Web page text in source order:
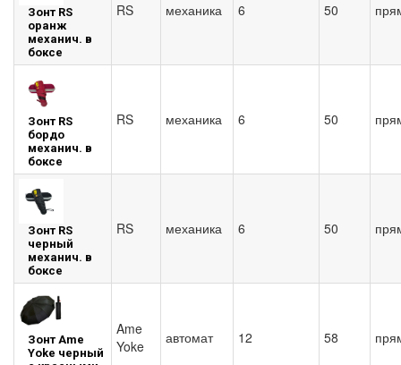
Зонт RS
оранж
механич. в
боксе
RS механика 6 50
Зонт RS
бордо
механич. в
боксе
RS механика 6 50
Зонт RS
черный
механич. в
боксе
RS механика 6 50
Зонт Ame
Yoke черный
Ame
Yoke
автомат 12 58